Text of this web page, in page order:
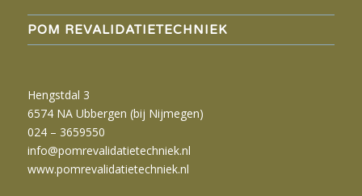
POM REVALIDATIETECHNIEK
Hengstdal 3
6574 NA Ubbergen (bij Nijmegen)
024 – 3659550
info@pomrevalidatietechniek.nl
www.pomrevalidatietechniek.nl